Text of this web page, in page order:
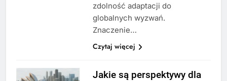
zdolność adaptacji do
globalnych wyzwań.
Znaczenie…
Czytaj więcej
Jakie są perspektywy dla